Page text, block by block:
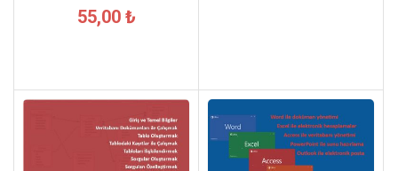
55,00 ₺